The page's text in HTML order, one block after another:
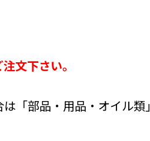
文下さい。
「部品・用品・オイル類」